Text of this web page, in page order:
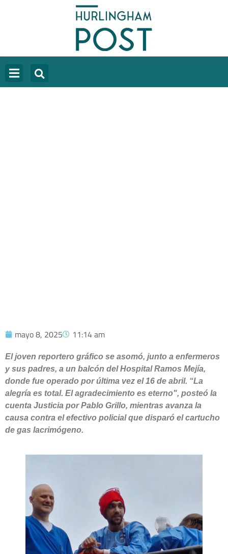
mayo 8, 2025 11:14 am
El joven reportero gráfico se asomó, junto a enfermeros
y sus padres, a un balcón del Hospital Ramos Mejía,
donde fue operado por última vez el 16 de abril. “La
alegría es total. El agradecimiento es eterno", posteó la
cuenta Justicia por Pablo Grillo, mientras avanza la
causa contra el efectivo policial que disparó el cartucho
de gas lacrimógeno.